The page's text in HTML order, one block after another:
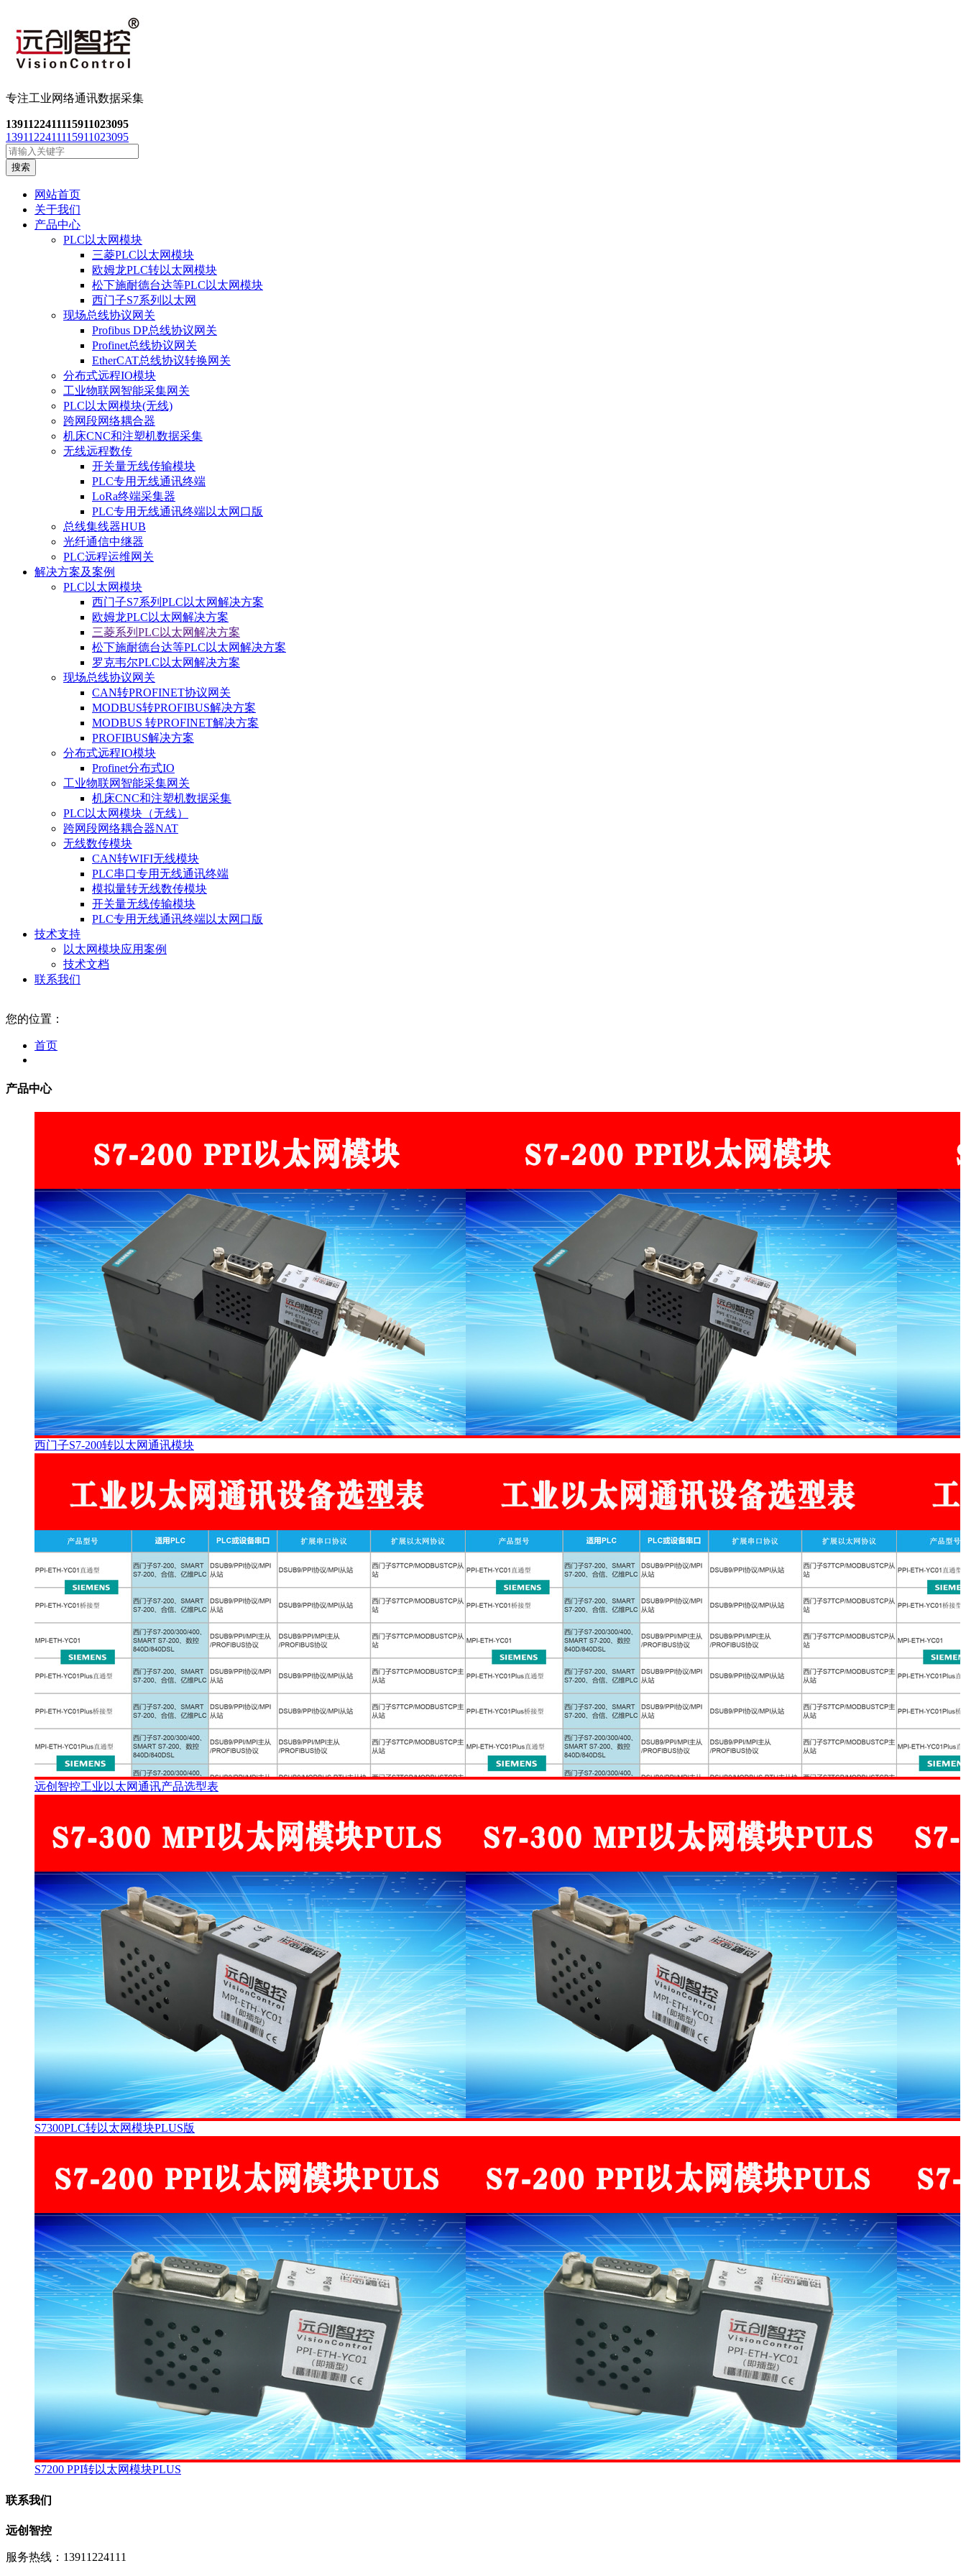
专注工业网络通讯数据采集
1391122411115911023095
1391122411115911023095
搜索
网站首页
关于我们
产品中心
PLC以太网模块
三菱PLC以太网模块
欧姆龙PLC转以太网模块
松下施耐德台达等PLC以太网模块
西门子S7系列以太网
现场总线协议网关
Profibus DP总线协议网关
Profinet总线协议网关
EtherCAT总线协议转换网关
分布式远程IO模块
工业物联网智能采集网关
PLC以太网模块(无线)
跨网段网络耦合器
机床CNC和注塑机数据采集
无线远程数传
开关量无线传输模块
PLC专用无线通讯终端
LoRa终端采集器
PLC专用无线通讯终端以太网口版
总线集线器HUB
光纤通信中继器
PLC远程运维网关
解决方案及案例
PLC以太网模块
西门子S7系列PLC以太网解决方案
欧姆龙PLC以太网解决方案
三菱系列PLC以太网解决方案
松下施耐德台达等PLC以太网解决方案
罗克韦尔PLC以太网解决方案
现场总线协议网关
CAN转PROFINET协议网关
MODBUS转PROFIBUS解决方案
MODBUS 转PROFINET解决方案
PROFIBUS解决方案
分布式远程IO模块
Profinet分布式IO
工业物联网智能采集网关
机床CNC和注塑机数据采集
PLC以太网模块（无线）
跨网段网络耦合器NAT
无线数传模块
CAN转WIFI无线模块
PLC串口专用无线通讯终端
模拟量转无线数传模块
开关量无线传输模块
PLC专用无线通讯终端以太网口版
技术支持
以太网模块应用案例
技术文档
联系我们
您的位置：
首页
产品中心
西门子S7-200转以太网通讯模块
远创智控工业以太网通讯产品选型表
S7300PLC转以太网模块PLUS版
S7200 PPI转以太网模块PLUS
联系我们
远创智控
服务热线：13911224111